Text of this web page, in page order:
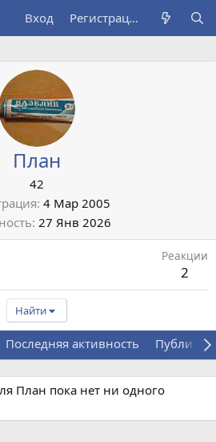
Вход Регистрация
План
42
4 Мар 2005
27 Янв 2026
Реакции
2
Найти
Последняя активность
План пока нет ни одного